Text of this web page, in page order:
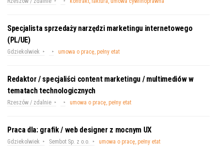
Specjalista sprzedaży narzędzi marketingu internetowego
(PL/UE)
Gdziekolwiek umowa o pracę, pełny etat
Redaktor / specjaliści content marketingu / multimediów w
tematach technologicznych
Rzeszów / zdalnie umowa o pracę, pełny etat
Praca dla: grafik / web designer z mocnym UX
Gdziekolwiek Sembot Sp. z o.o. umowa o pracę, pełny etat